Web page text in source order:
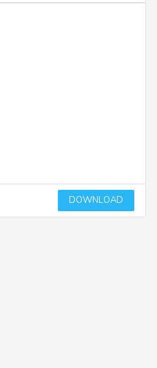
DOWNLOAD